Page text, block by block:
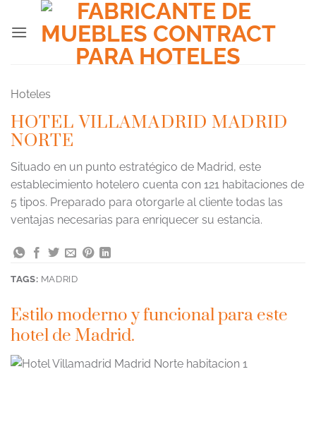
contenido
Hoteles
HOTEL VILLAMADRID MADRID
NORTE
Situado en un punto estratégico de Madrid, este
establecimiento hotelero cuenta con 121 habitaciones de
5 tipos. Preparado para otorgarle al cliente todas las
ventajas necesarias para enriquecer su estancia.
TAGS: MADRID
Estilo moderno y funcional para este
hotel de Madrid.